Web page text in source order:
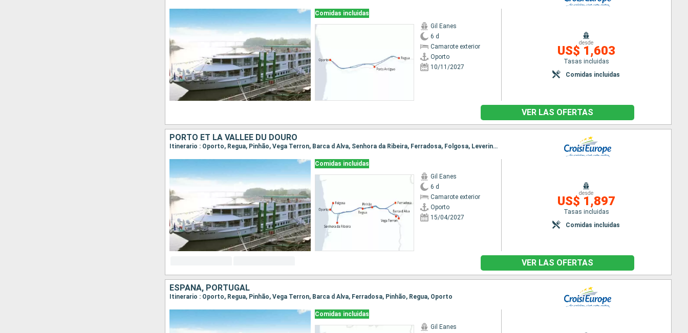
Comidas incluidas
Gil Eanes
6 d
Camarote exterior
Oporto
10/11/2027
desde
US$ 1,603
Tasas incluidas
Comidas incluidas
VER LAS OFERTAS
PORTO ET LA VALLÉE DU DOURO
Itinerario : Oporto, Regua, Pinhão, Vega Terron, Barca d Alva, Senhora da Ribeira, Ferradosa, Folgosa, Leverinho, Oporto
Comidas incluidas
Gil Eanes
6 d
Camarote exterior
Oporto
15/04/2027
desde
US$ 1,897
Tasas incluidas
Comidas incluidas
VER LAS OFERTAS
ESPAÑA, PORTUGAL
Itinerario : Oporto, Regua, Pinhão, Vega Terron, Barca d Alva, Ferradosa, Pinhão, Regua, Oporto
Comidas incluidas
Gil Eanes